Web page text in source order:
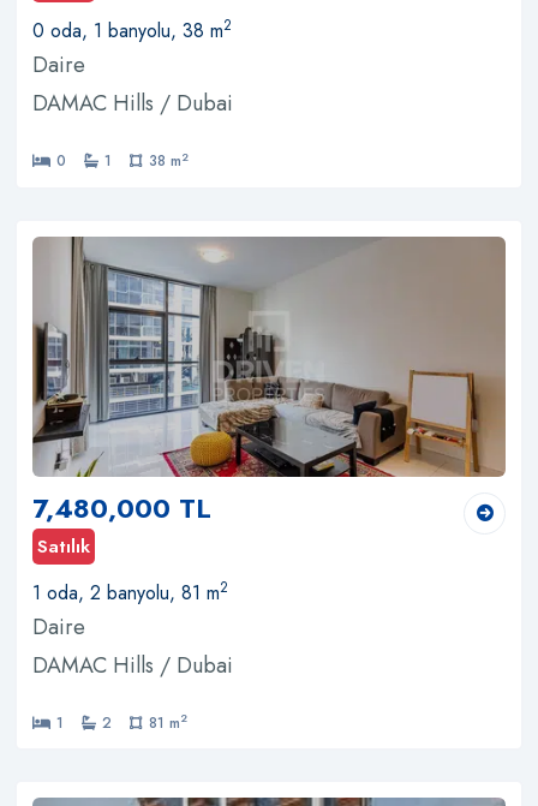
0 oda, 1 banyolu, 38 m2
Daire
DAMAC Hills / Dubai
0 1 38 m2
7,480,000 TL
Satılık
1 oda, 2 banyolu, 81 m2
Daire
DAMAC Hills / Dubai
1 2 81 m2